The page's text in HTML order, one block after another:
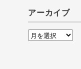
アーカイブ
ア